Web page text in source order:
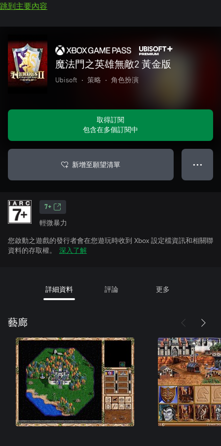
跳到主要內容
魔法門之英雄無敵2 黃金版
Ubisoft • 策略 • 角色扮演
取得訂閱
包含在多個訂閱中
新增至願望清單 ● ● ●
7+
輕微暴力
您啟動之遊戲的發行者會在您遊玩時收到 Xbox 設定檔資訊和相關聯
資料的存取權。
深入了解
詳細資料 評論 更多
藝廊